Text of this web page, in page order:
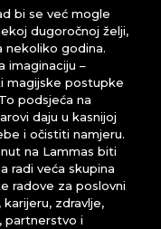
bi se već mogle
dugoročnoj želji,
godina.
imaginaciju –
magijske postupke
podsjeća na
daju u kasnijoj
i očistiti namjeru.
na Lammas biti
radi veća skupina
radove za poslovni
zdravlje,
partnerstvo i